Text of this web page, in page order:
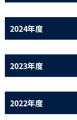
2024年度
2023年度
2022年度